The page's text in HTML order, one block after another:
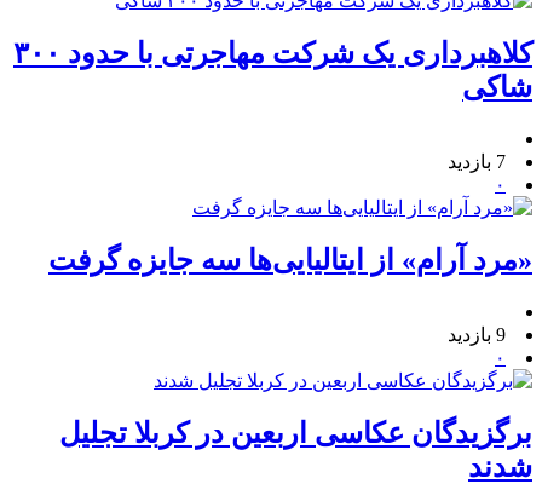
کلاهبرداری یک شرکت مهاجرتی با حدود ۳۰۰
شاکی
7 بازدید
۰
«مرد آرام» از ایتالیایی‌ها سه جایزه گرفت
9 بازدید
۰
برگزیدگان عکاسی اربعین در کربلا تجلیل
شدند